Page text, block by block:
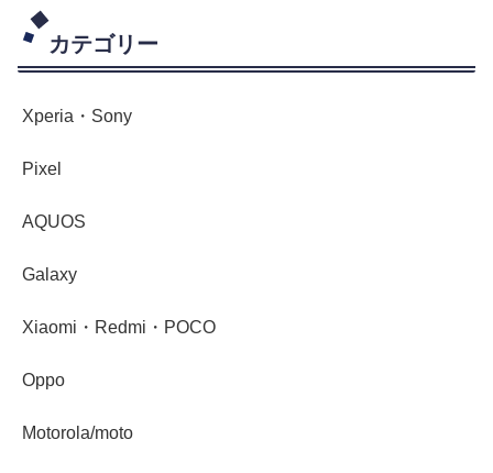
カテゴリー
Xperia・Sony
Pixel
AQUOS
Galaxy
Xiaomi・Redmi・POCO
Oppo
Motorola/moto